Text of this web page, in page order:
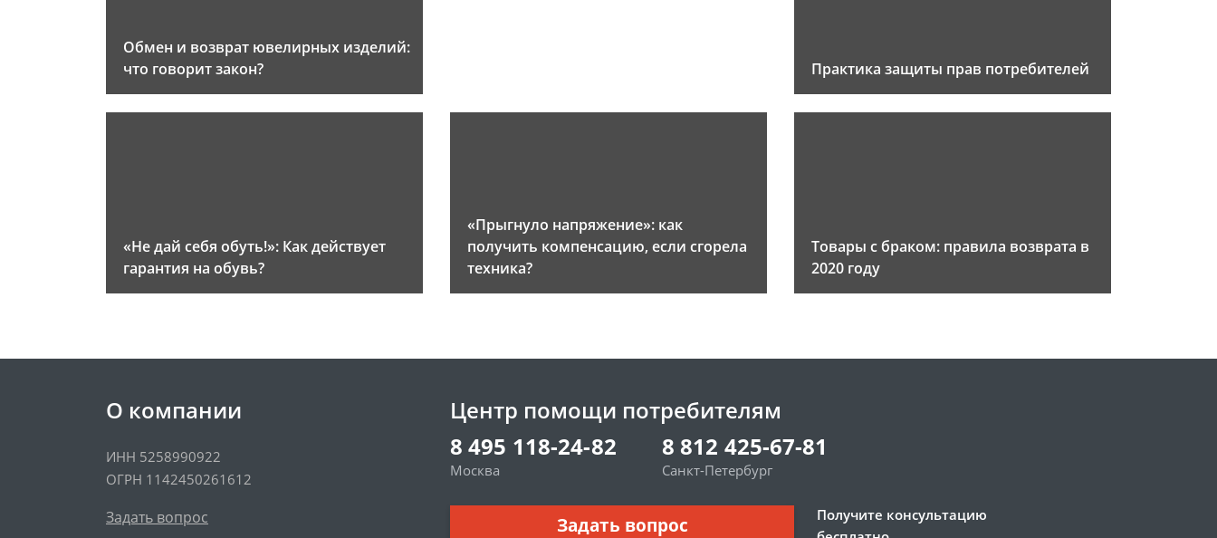
Обмен и возврат ювелирных изделий:
что говорит закон?
Практика защиты прав потребителей
«Не дай себя обуть!»: Как действует
гарантия на обувь?
«Прыгнуло напряжение»: как
получить компенсацию, если сгорела
техника?
Товары с браком: правила возврата в
2020 году
О компании
ИНН 5258990922
ОГРН 1142450261612
Задать вопрос
Центр помощи потребителям
8 495 118-24-82
Москва
8 812 425-67-81
Санкт-Петербург
Задать вопрос
Получите консультацию